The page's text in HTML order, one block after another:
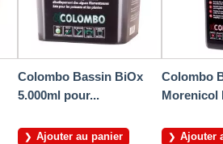
Colombo Bassin BiOx
5.000ml pour...
Ajouter au panier
Colombo
Morenicol
Ajouter